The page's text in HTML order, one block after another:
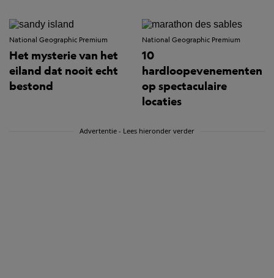
National Geographic Premium
Het mysterie van het
eiland dat nooit echt
bestond
National Geographic Premium
10
hardloopevenementen
op spectaculaire
locaties
Advertentie - Lees hieronder verder